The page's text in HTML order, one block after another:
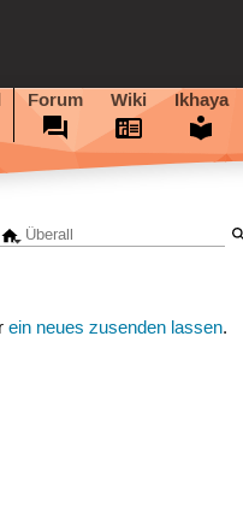
Forum Wiki Ikhaya
ein neues zusenden lassen.